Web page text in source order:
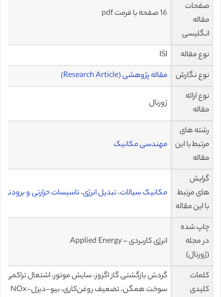
صفحات
مقاله
انگلیسی
16 صفحه با فرمت pdf
نوع مقاله
ISI
نوع نگارش
مقاله پژوهشی (Research Article)
نوع ارائه
مقاله
ژورنال
رشته های
مرتبط با این
مقاله
مهندسی مکانیک
گرایش
های مرتبط
با این مقاله
مکانیک سیالات،تبدیل انرژی،تاسیسات حرارتی و برودتی
چاپ شده
در مجله
(ژورنال)
انرژی کاربردی – Applied Energy
کلمات
کلیدی
گردش بازگشتی گاز اگزوز، سایش موتور، اشتعال تراکمی
سوخت همگن، تضعیف روغن‌کاری، بیو-دیزل-NOx